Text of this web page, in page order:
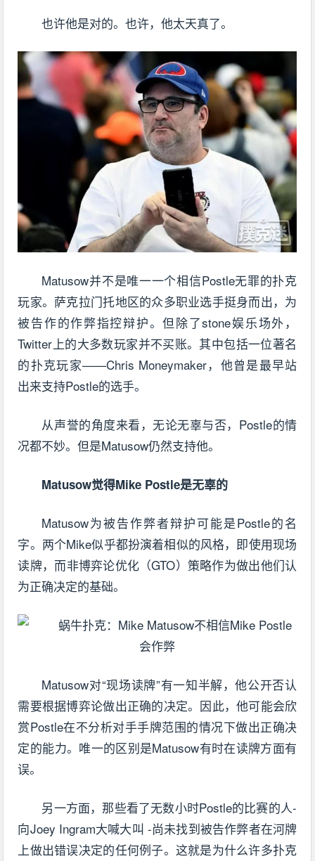
也许他是对的。也许，他太天真了。
Matusow并不是唯一一个相信Postle无罪的扑克
玩家。萨克拉门托地区的众多职业选手挺身而出，为
被告作的作弊指控辩护。但除了stone娱乐场外，
Twitter上的大多数玩家并不买账。其中包括一位著名
的扑克玩家——Chris Moneymaker，他曾是最早站
出来支持Postle的选手。
从声誉的角度来看，无论无辜与否，Postle的情
况都不妙。但是Matusow仍然支持他。
Matusow觉得Mike Postle是无辜的
Matusow为被告作弊者辩护可能是Postle的名
字。两个Mike似乎都扮演着相似的风格，即使用现场
读牌，而非博弈论优化（GTO）策略作为做出他们认
为正确决定的基础。
Matusow对“现场读牌”有一知半解，他公开否认
需要根据博弈论做出正确的决定。因此，他可能会欣
赏Postle在不分析对手手牌范围的情况下做出正确决
定的能力。唯一的区别是Matusow有时在读牌方面有
误。
另一方面，那些看了无数小时Postle的比赛的人-
向Joey Ingram大喊大叫 -尚未找到被告作弊者在河牌
上做出错误决定的任何例子。这就是为什么许多扑克